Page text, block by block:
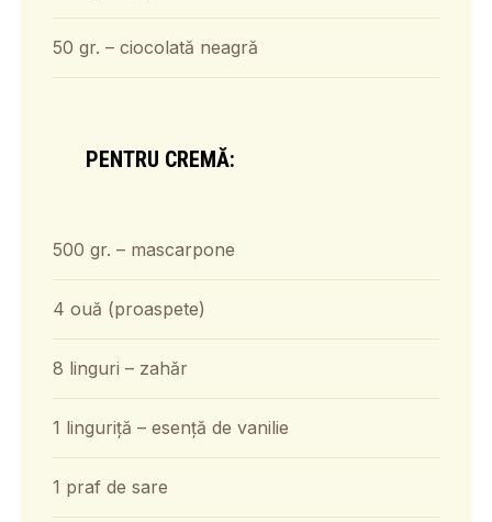
50 gr. – ciocolată neagră
PENTRU CREMĂ:
500 gr. – mascarpone
4 ouă (proaspete)
8 linguri – zahăr
1 linguriță – esență de vanilie
1 praf de sare